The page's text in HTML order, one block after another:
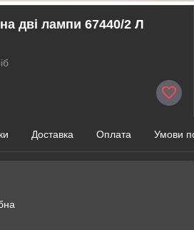
дві лампи 67440/2 Л
Доставка Оплата Умови